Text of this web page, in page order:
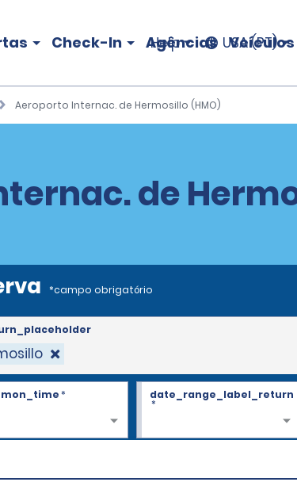
Check-In Agências Veículos
Help USA (PT)
Aeroporto Internac. de Hermosillo (HMO)
de
*campo obrigatório
* date_range_label_return
*